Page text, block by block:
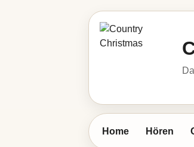
Home Hören